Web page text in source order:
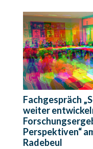
Fachgespräch
weiter
Perspektiven“
Radebeul